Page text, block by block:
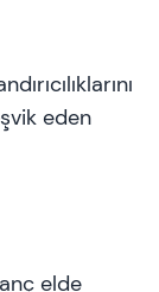
eden
elde